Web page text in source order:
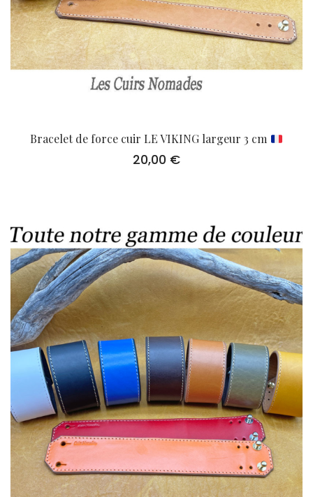
Bracelet de force cuir LE VIKING largeur 3 cm
20,00 €